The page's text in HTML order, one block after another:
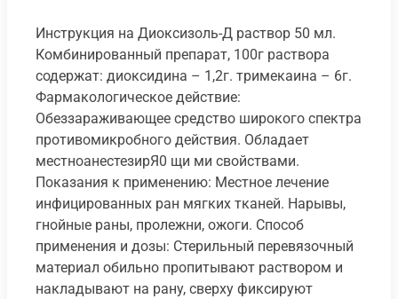
Инструкция на Диоксизоль-Д раствор 50 мл.
Комбинированный препарат, 100г раствора
содержат: диоксидина – 1,2г. тримекаина – 6г.
Фармакологическое действие:
Обеззараживающее средство широкого спектра
противомикробного действия. Обладает
местноанестезирЯ0 щи ми свойствами.
Показания к применению: Местное лечение
инфицированных ран мягких тканей. Нарывы,
гнойные раны, пролежни, ожоги. Способ
применения и дозы: Стерильный перевязочный
материал обильно пропитывают раствором и
накладывают на рану, сверху фиксируют